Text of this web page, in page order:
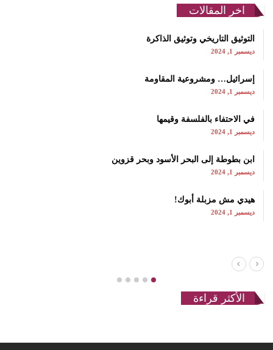
اخر المقالات
التوثيق التاريخي وتوثيق الذاكرة
ديسمبر 1, 2024
إسرائيل… ومشروعية المقاومة
ديسمبر 1, 2024
في الاحتفاء بالفلسفة وقيمها
ديسمبر 1, 2024
ابن بطوطة إلى البحر الأسود وبحر قزوين
ديسمبر 1, 2024
هيدي مش مزبلة أبوك!
ديسمبر 1, 2024
الأكثر قراءة